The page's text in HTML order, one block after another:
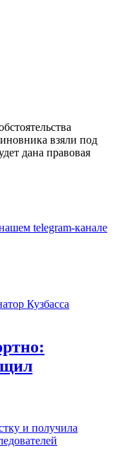
взяли под
дана правовая
telegram-канале